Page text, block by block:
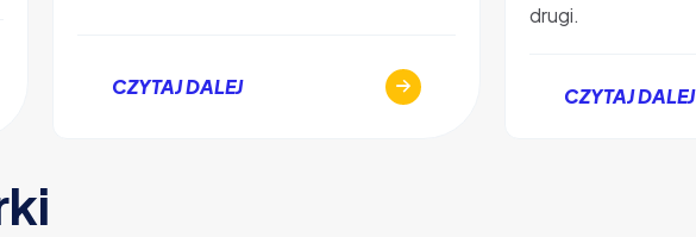
CZYTAJ DALEJ
drugi.
CZYTAJ DALEJ